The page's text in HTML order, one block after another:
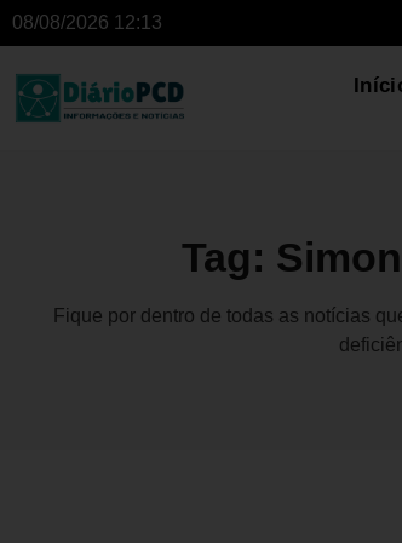
08/08/2026 12:13
Tag:
Fique por dentro de todas as notícias